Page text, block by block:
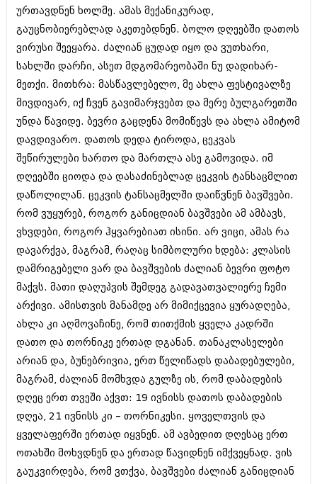
არქივი
აგვისტო 2018 (162)
ივლისი 2018 (223)
ივნისი 2018 (244)
მაისი 2018 (211)
აპრილი 2018 (194)
მარტი 2018 (256)
თებერვალი 2018 (208)
იანვარი 2018 (215)
დეკემბერი 2017 (243)
ნოემბერი 2017 (212)
ოქტომბერი 2017 (231)
სექტემბერი 2017 (261)
ივლისი 2017 (233)
ივნისი 2017 (265)
მაისი 2017 (216)
აპრილი 2017 (220)
მარტი 2017 (212)
თებერვალი 2017 (205)
იანვარი 2017 (246)
დეკემბერი 2016 (207)
ნოემბერი 2016 (207)
ოქტომბერი 2016 (257)
სექტემბერი 2016 (224)
აგვისტო 2016 (258)
ივნისი 2016 (221)
მაისი 2016 (261)
აპრილი 2016 (215)
მარტი 2016 (200)
თებერვალი 2016 (250)
ოქტომბერი 2020 (209)
აგვისტო 2020 (249)
ივლისი 2020 (204)
ივნისი 2020 (249)
არქივის ზომის ნახვა
ურთავდნენ ხოლმე. ამას მექანიკურად,
გაუცნობიერებლად აკეთებდნენ. ბოლო დღეებში დათოს
ვირუსი შეეყარა. ძალიან ცუდად იყო და ვუთხარი,
სახლში დარჩი, ასეთ მდგომარეობაში ნუ დადიხარ-
მეთქი. მითხრა: მასწავლებელო, მე ახლა ფესტივალზე
მივდივარ, იქ ჩვენ გავიმარჯვებთ და მერე ბულგარეთში
უნდა წავიდე. ბევრი გაცდენა მომიწევს და ახლა ამიტომ
დავდივარო. დათოს დედა ტიროდა, ცეკვას
შეწირულები ხართო და მართლა ასე გამოვიდა. იმ
დღეებში ციოდა და დასაძინებლად ცეკვის ტანსაცმლით
დაწოლილან. ცეკვის ტანსაცმელში დაიწვნენ ბავშვები.
რომ ვუყურებ, როგორ განიცდიან ბავშვები ამ ამბავს,
ვხვდები, როგორ ჰყვარებიათ ისინი. არ ვიცი, ამას რა
დავარქვა, მაგრამ, რაღაც სიმბოლური ხდება: კლასის
დამრიგებელი ვარ და ბავშვების ძალიან ბევრი ფოტო
მაქვს. მათი დაღუპვის შემდეგ გადავათვალიერე ჩემი
არქივი. ამისთვის მანამდე არ მიმიქცევია ყურადღება,
ახლა კი აღმოვაჩინე, რომ თითქმის ყველა კადრში
დათო და თორნიკე ერთად დგანან. თანაკლასელები
არიან და, ბუნებრივია, ერთ წელიწადს დაბადებულები,
მაგრამ, ძალიან მომხვდა გულზე ის, რომ დაბადების
დღეც ერთ თვეში აქვთ: 19 ივნისს დათოს დაბადების
დღეა, 21 ივნისს კი – თორნიკესი. ყოველთვის და
ყველაფერში ერთად იყვნენ. ამ ავბედით დღესაც ერთ
ოთახში მოხვდნენ და ერთად წავიდნენ იმქვეყნად. ვის
გაუკვირდება, რომ ვთქვა, ბავშვები ძალიან განიცდიან